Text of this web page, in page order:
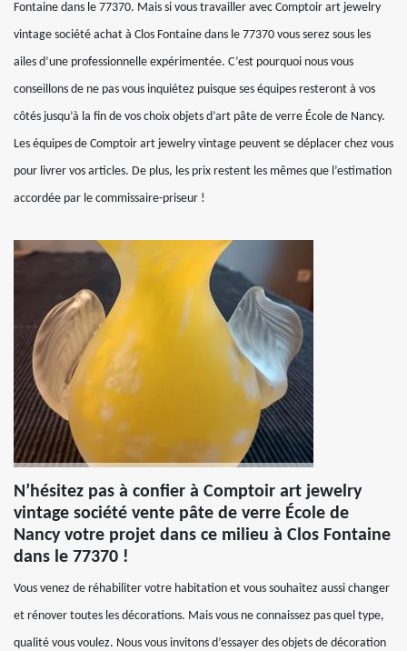
Fontaine dans le 77370. Mais si vous travailler avec Comptoir art jewelry
vintage société achat à Clos Fontaine dans le 77370 vous serez sous les
ailes d’une professionnelle expérimentée. C’est pourquoi nous vous
conseillons de ne pas vous inquiétez puisque ses équipes resteront à vos
côtés jusqu’à la fin de vos choix objets d’art pâte de verre École de Nancy.
Les équipes de Comptoir art jewelry vintage peuvent se déplacer chez vous
pour livrer vos articles. De plus, les prix restent les mêmes que l’estimation
accordée par le commissaire-priseur !
N’hésitez pas à confier à Comptoir art jewelry
vintage société vente pâte de verre École de
Nancy votre projet dans ce milieu à Clos Fontaine
dans le 77370 !
Vous venez de réhabiliter votre habitation et vous souhaitez aussi changer
et rénover toutes les décorations. Mais vous ne connaissez pas quel type,
qualité vous voulez. Nous vous invitons d’essayer des objets de décoration